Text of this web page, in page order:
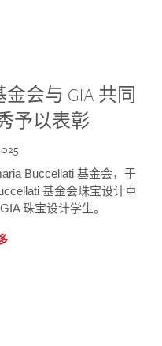
金会与 GIA 共同
予以表彰
Buccellati 基金会，于
基金会珠宝设计卓
珠宝设计学生。